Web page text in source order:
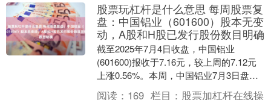
股票玩杠杆是什么意思 每周股票复
盘：中国铝业（601600）股本无变
动，A股和H股已发行股份数目明确
截至2025年7月4日收盘，中国铝业
(601600)报收于7.16元，较上周的7.12元
上涨0.56%。本周，中国铝业7月3日盘中
最高价报7.23元。7月1日盘....
阅读： 169 栏目： 股票加杠杆在线操